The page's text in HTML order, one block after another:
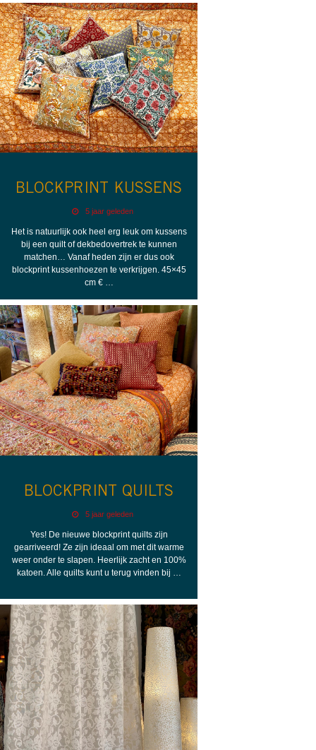
BLOCKPRINT KUSSENS
5 jaar geleden
Het is natuurlijk ook heel erg leuk om kussens
bij een quilt of dekbedovertrek te kunnen
matchen… Vanaf heden zijn er dus ook
blockprint kussenhoezen te verkrijgen. 45×45
cm € …
BLOCKPRINT QUILTS
5 jaar geleden
Yes! De nieuwe blockprint quilts zijn
gearriveerd! Ze zijn ideaal om met dit warme
weer onder te slapen. Heerlijk zacht en 100%
katoen. Alle quilts kunt u terug vinden bij …